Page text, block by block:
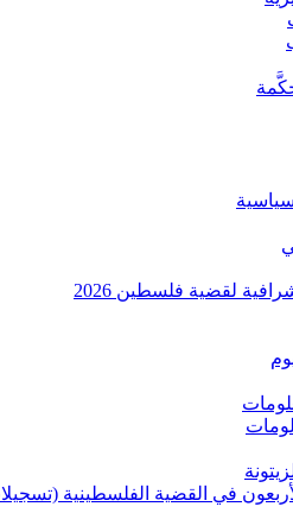
لقضية فلسطين 2026
في القضية الفلسطينية